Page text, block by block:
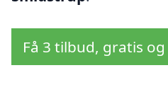
Få 3 tilbud, gratis